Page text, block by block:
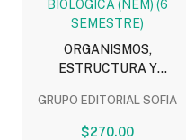
ORGANISMOS,
ESTRUCTURA Y
EVOLUCION BIOLOGICA
(NEM) (6 SEMESTRE)
GRUPO EDITORIAL SOFIA
$270.00